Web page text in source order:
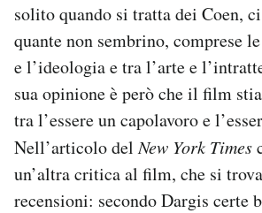
solito quando si tratta dei Coen,
quante non sembrino, comprese
e l’ideologia e tra l’arte e
sua opinione è però che il film
tra l’essere un capolavoro e
Nell’articolo del New York Times
un’altra critica al film, che si
recensioni: secondo Dargis certe